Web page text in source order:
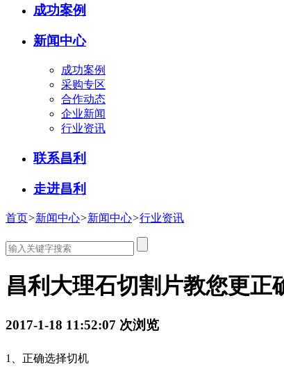
成功案例
新闻中心
成功案例
采购专区
合作动态
企业新闻
行业资讯
联系昌利
走进昌利
首页>新闻中心>新闻中心>行业资讯
昌利大理石切割片教您更正
2017-1-18 11:52:07 次浏览
1、正确选择切机